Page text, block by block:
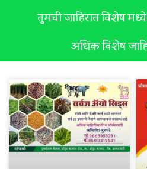
तुमची जाहिरात विशेष
अधिक विशेष